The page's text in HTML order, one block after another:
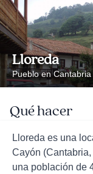
Lloreda
Pueblo en Cantabria
Qué hacer
Lloreda es una
Cayón
una población de